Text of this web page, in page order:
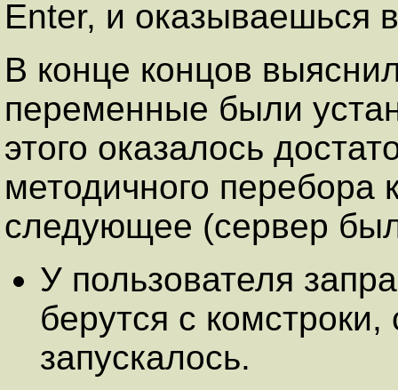
Enter, и оказываешься
В конце концов
переменные были
этого оказалось
методичного
следующее (сервер
У пользователя
берутся с комстроки,
запускалось.